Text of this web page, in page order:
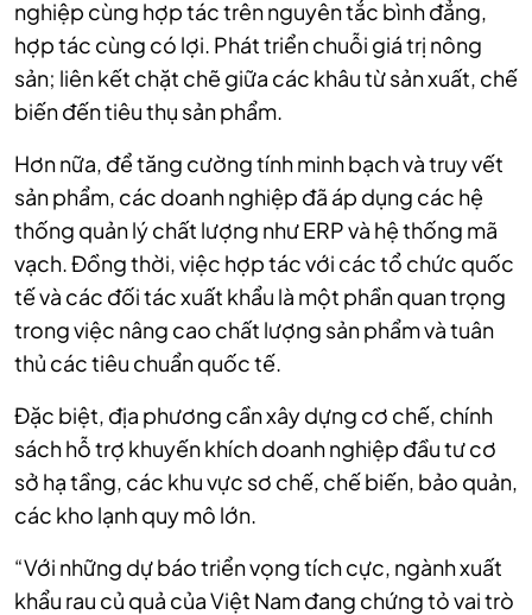
nghiệp cùng hợp tác trên nguyên tắc bình đẳng,
hợp tác cùng có lợi. Phát triển chuỗi giá trị nông
sản; liên kết chặt chẽ giữa các khâu từ sản xuất, chế
biến đến tiêu thụ sản phẩm.
Hơn nữa, để tăng cường tính minh bạch và truy vết
sản phẩm, các doanh nghiệp đã áp dụng các hệ
thống quản lý chất lượng như ERP và hệ thống mã
vạch. Đồng thời, việc hợp tác với các tổ chức quốc
tế và các đối tác xuất khẩu là một phần quan trọng
trong việc nâng cao chất lượng sản phẩm và tuân
thủ các tiêu chuẩn quốc tế.
Đặc biệt, địa phương cần xây dựng cơ chế, chính
sách hỗ trợ khuyến khích doanh nghiệp đầu tư cơ
sở hạ tầng, các khu vực sơ chế, chế biến, bảo quản,
các kho lạnh quy mô lớn.
“Với những dự báo triển vọng tích cực, ngành xuất
khẩu rau củ quả của Việt Nam đang chứng tỏ vai trò